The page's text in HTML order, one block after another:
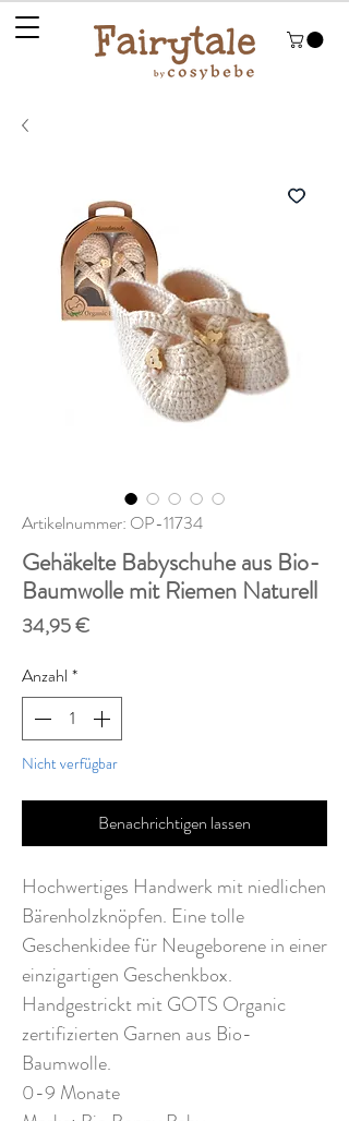
Artikelnummer: OP-11734
Gehäkelte Babyschuhe aus Bio-
Baumwolle mit Riemen Naturell
34,95 €Preis
Anzahl *
Nicht verfügbar
Benachrichtigen lassen
Hochwertiges Handwerk mit niedlichen
Bärenholzknöpfen. Eine tolle
Geschenkidee für Neugeborene in einer
einzigartigen Geschenkbox.
Handgestrickt mit GOTS Organic
zertifizierten Garnen aus Bio-
Baumwolle.
0-9 Monate